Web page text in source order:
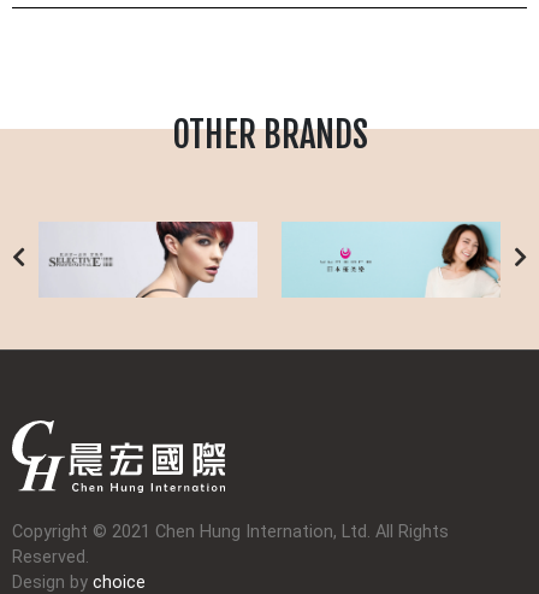
OTHER BRANDS
Copyright © 2021 Chen Hung Internation, Ltd. All Rights
Reserved.
Design by choice